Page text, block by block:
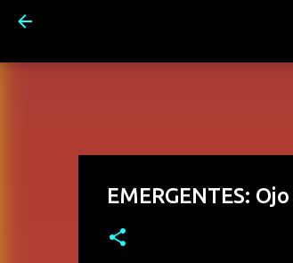
EMERGENTES: